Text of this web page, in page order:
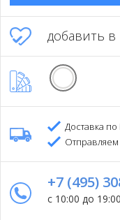
добавить
Доставка
+7 (495)
с 10:00 до